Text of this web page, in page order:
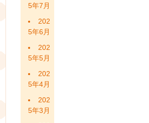
5年7月
202
5年6月
202
5年5月
202
5年4月
202
5年3月